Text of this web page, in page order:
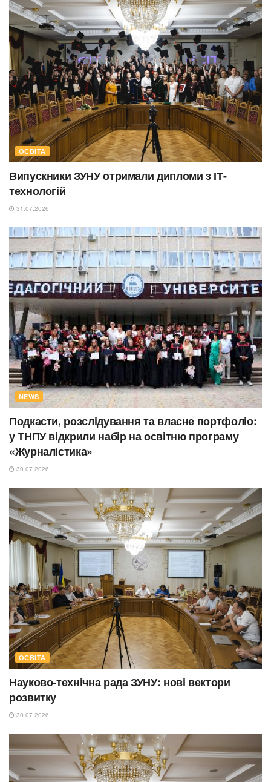
ОСВІТА
Випускники ЗУНУ отримали дипломи з ІТ-
технологій
31.07.2026
NEWS
Подкасти, розслідування та власне портфоліо:
у ТНПУ відкрили набір на освітню програму
«Журналістика»
30.07.2026
ОСВІТА
Науково-технічна рада ЗУНУ: нові вектори
розвитку
30.07.2026